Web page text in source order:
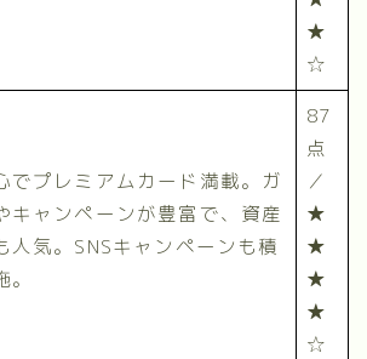
★
☆
でプレミアムカード満載。ガ
キャンペーンが豊富で、資産
人気。SNSキャンペーンも積
87
点
／
★
★
★
★
☆